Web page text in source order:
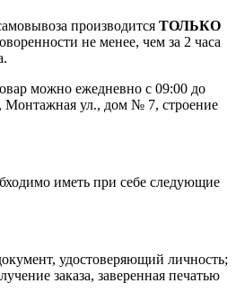
производится ТОЛЬКО
не менее, чем за 2 часа
можно ежедневно с 09:00 до
Монтажная ул., дом № 7, строение
иметь при себе следующие
удостоверяющий личность;
заказа, заверенная печатью